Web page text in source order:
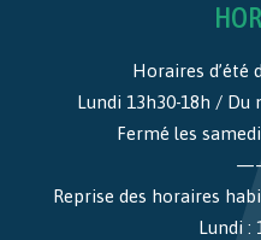
Horaires d’été
Lundi 13h30-18h / Du
Fermé les
Reprise des horaires
Lundi :